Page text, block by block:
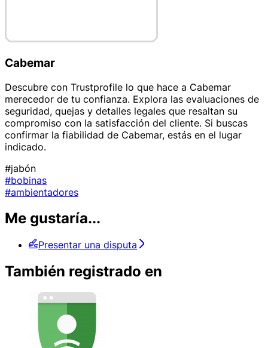
Cabemar
Descubre con Trustprofile lo que hace a Cabemar
merecedor de tu confianza. Explora las evaluaciones de
seguridad, quejas y detalles legales que resaltan su
compromiso con la satisfacción del cliente. Si buscas
confirmar la fiabilidad de Cabemar, estás en el lugar
indicado.
#jabón
#bobinas
#ambientadores
Me gustaría...
Presentar una disputa
También registrado en